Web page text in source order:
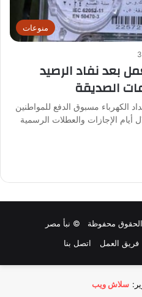
منوعات
بعد نفاد الرصيد
الصديقة
الكهرباء مسبوق الدفع للمواطنين
أيام الإجازات والعطلات الرسمية
فريق العمل اتصل بنا
سلاش ويب